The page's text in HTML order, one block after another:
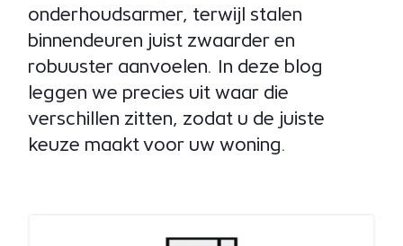
onderhoudsarmer, terwijl stalen
binnendeuren juist zwaarder en
robuuster aanvoelen. In deze blog
leggen we precies uit waar die
verschillen zitten, zodat u de juiste
keuze maakt voor uw woning.